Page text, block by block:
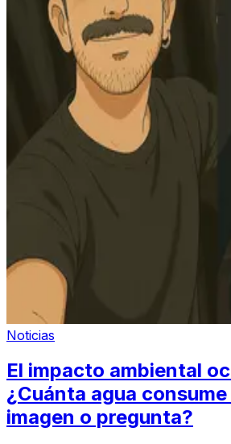
Noticias
El impacto ambiental
¿Cuánta agua
imagen o pregunta?